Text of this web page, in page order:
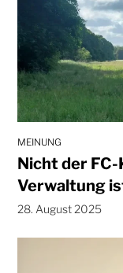
MEINUNG
Nicht der
Verwaltung
28. August 2025